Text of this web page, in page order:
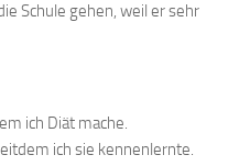
Schule gehen, weil er sehr
ich Diät mache.
ich sie kennenlernte.